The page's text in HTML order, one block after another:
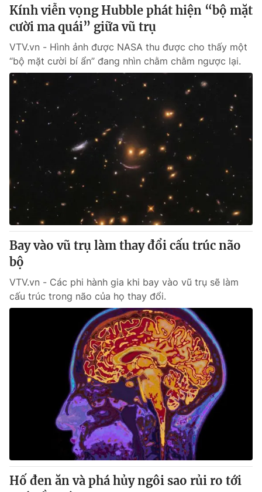
Kính viễn vọng Hubble phát hiện “bộ mặt
cười ma quái” giữa vũ trụ
VTV.vn - Hình ảnh được NASA thu được cho thấy một
“bộ mặt cười bí ẩn” đang nhìn chằm chằm ngược lại.
Bay vào vũ trụ làm thay đổi cấu trúc não
bộ
VTV.vn - Các phi hành gia khi bay vào vũ trụ sẽ làm
cấu trúc trong não của họ thay đổi.
Hố đen ăn và phá hủy ngôi sao rủi ro tới